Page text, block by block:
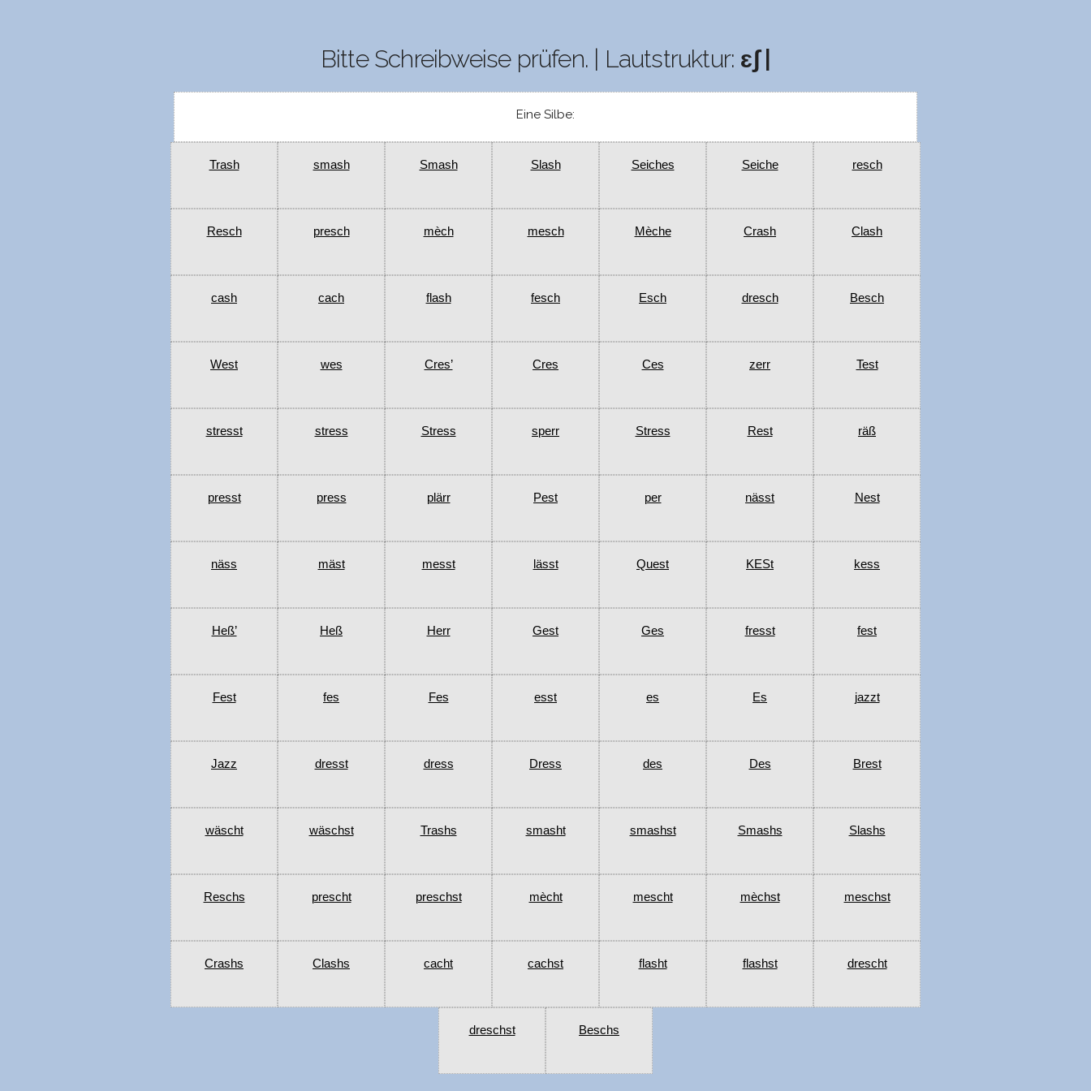
Bitte Schreibweise prüfen. | Lautstruktur: ɛʃ |
Eine Silbe:
Trash smash Smash Slash Seiches Seiche resch
Resch presch mèch mesch Mèche Crash Clash
cash cach flash fesch Esch dresch Besch
West wes Cres’ Cres Ces zerr Test
stresst stress Stress sperr Stress Rest räß
presst press plärr Pest per nässt Nest
näss mäst messt lässt Quest KESt kess
Heß’ Heß Herr Gest Ges fresst fest
Fest fes Fes esst es Es jazzt
Jazz dresst dress Dress des Des Brest
wäscht wäschst Trashs smasht smashst Smashs Slashs
Reschs prescht preschst mècht mescht mèchst meschst
Crashs Clashs cacht cachst flasht flashst drescht
dreschst Beschs